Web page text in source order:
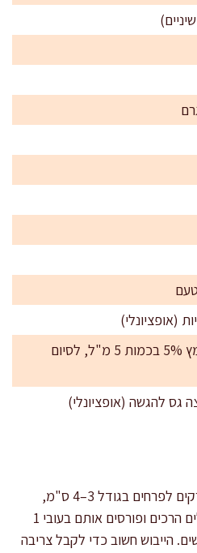
מיץ לימון 10 מ"ל או חומץ 5% בכמות 5 מ"ל, לסיום
מכינים את הכרובית: מפרקים לפרחים בגודל 3–4 ס"מ,
שומרים גם חלק מהגבעולים הרכים ופורסים אותם בעובי 1
הייבוש חשוב כדי לקבל צריבה